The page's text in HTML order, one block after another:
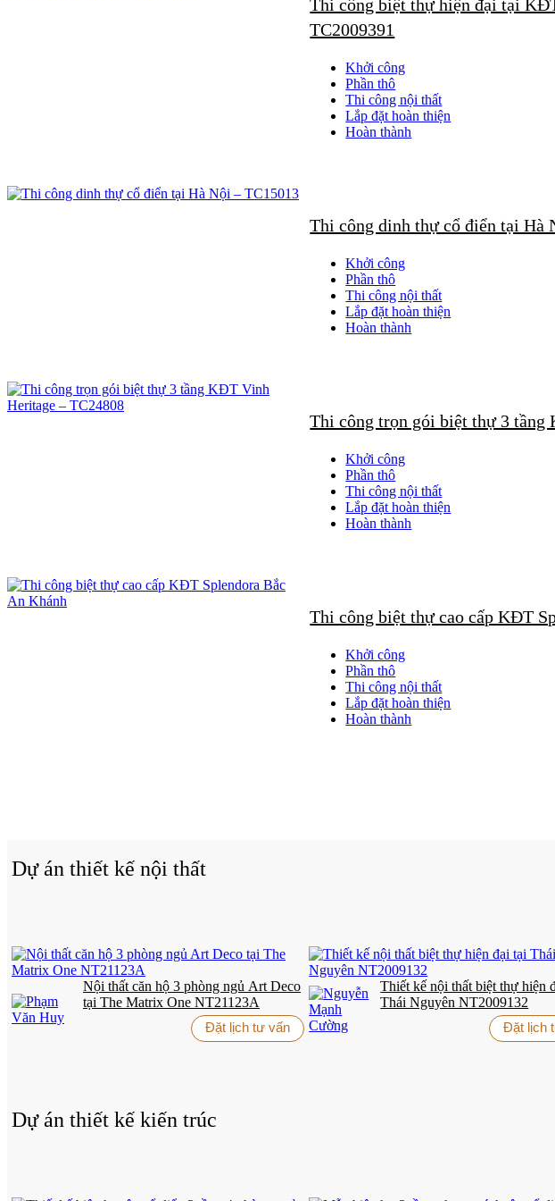
Việc lựa chọn phong cách tân cổ điển nhẹ nhàng giúp resort giữ được vẻ đẹp lâu dài theo thời
Dự án cũng thể hiện rõ năng lực quản lý và triển khai của đơn vị thi công trọn gói. Từ khâu
Trong bối cảnh nhu cầu nghỉ dưỡng ngày càng tăng cao, các dự án resort như Tuấn Mai
dịch vụ du lịch. Một công trình được thi công xây dựng bài bản sẽ mang lại giá trị kinh doanh
là yếu tố quyết định thành công.
Chúng tôi cung cấp dịch vụ thi công xây dựng chuyên nghiệp, từ nhà phố, biệt thự đến các dự
triển khai với tiêu chuẩn cao nhất về chất lượng và thẩm mỹ.
Hãy liên hệ ngay hotline 0915010800 để được tư vấn chi tiết về giải pháp thi công trọn gói
Dự án thi công hoàn thiện resort Tuấn Mai 2 tầng – TC24967 chính là minh chứng cho năng
Thi công biệt thự hiện đại tại
TC2009391
Khởi công
Phần thô
Thi công nội thất
Lắp đặt hoàn thiện
Hoàn thành
Thi công dinh thự cổ điển tại Hà
Khởi công
Phần thô
Thi công nội thất
Lắp đặt hoàn thiện
Hoàn thành
Thi công trọn gói biệt thự 3
Khởi công
Phần thô
Thi công nội thất
Lắp đặt hoàn thiện
Hoàn thành
Thi công biệt thự cao cấp KĐT
Khởi công
Phần thô
Thi công nội thất
Lắp đặt hoàn thiện
Hoàn thành
Dự án thiết kế nội thất
Nội thất căn hộ 3 phòng ngủ Art Deco
tại The Matrix One NT21123A
Đặt lịch tư vấn
Thiết kế nội thất biệt thự hiện
Thái Nguyên NT2009132
Đặt lịch
Dự án thiết kế kiến trúc